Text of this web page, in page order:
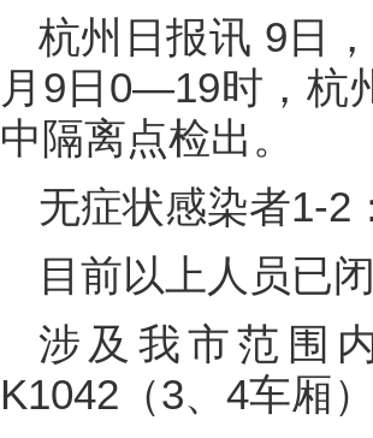
杭州日报讯 9日
月9日0—19时，杭
中隔离点检出。
无症状感染者1-2
目前以上人员已
涉及我市范围
K1042（3、4车厢）